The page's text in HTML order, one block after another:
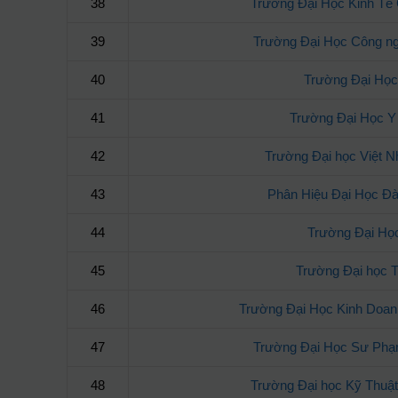
38 Trường Đại Học Kinh
39 Trường Đại Học Công
40 Trường Đại
41 Trường Đại Học Y
42 Trường Đại học Việt
43 Phân Hiệu Đại Học
44 Trường Đại
45 Trường Đại học
46 Trường Đại Học Kinh
47 Trường Đại Học Sư
48 Trường Đại học Kỹ